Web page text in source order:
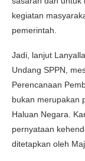
kegiatan
pemerintah.
Jadi, lanjut
Undang SPPN,
Perencanaan
bukan merupakan
Haluan Negara.
pernyataan
ditetapkan oleh